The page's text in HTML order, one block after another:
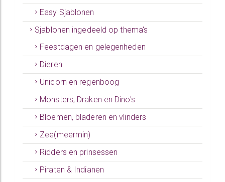
Easy Sjablonen
Sjablonen ingedeeld op thema's
Feestdagen en gelegenheden
Dieren
Unicorn en regenboog
Monsters, Draken en Dino's
Bloemen, bladeren en vlinders
Zee(meermin)
Ridders en prinsessen
Piraten & Indianen